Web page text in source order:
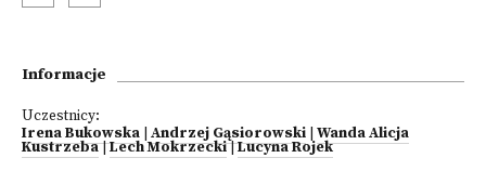
Informacje
Uczestnicy:
Irena Bukowska Andrzej Gąsiorowski Wanda Alicja
Kustrzeba|Lech Mokrzecki|Lucyna Rojek